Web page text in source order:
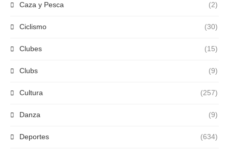
Caza y Pesca (2)
Ciclismo (30)
Clubes (15)
Clubs (9)
Cultura (257)
Danza (9)
Deportes (634)